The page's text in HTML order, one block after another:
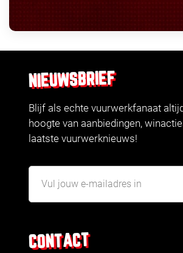
CONTACT
NIEUWSBRIEF
Blijf als echte vuurwerkfanaat
hoogte van aanbiedingen,
laatste vuurwerknieuws!